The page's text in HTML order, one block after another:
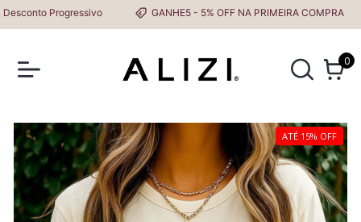
Progressivo GANHE5 - 5% OFF NA PRIMEIRA COMPRA
0
ATÉ 15% OFF